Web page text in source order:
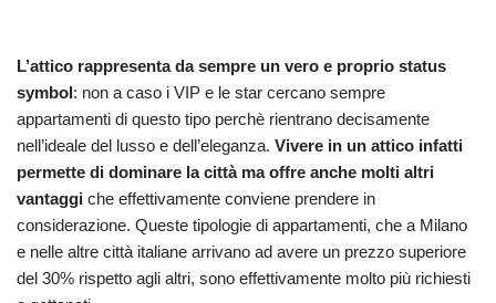
L’attico rappresenta da sempre un vero e proprio status
symbol: non a caso i VIP e le star cercano sempre
appartamenti di questo tipo perchè rientrano decisamente
nell’ideale del lusso e dell’eleganza. Vivere in un attico infatti
permette di dominare la città ma offre anche molti altri
vantaggi che effettivamente conviene prendere in
considerazione. Queste tipologie di appartamenti, che a Milano
e nelle altre città italiane arrivano ad avere un prezzo superiore
del 30% rispetto agli altri, sono effettivamente molto più richiesti